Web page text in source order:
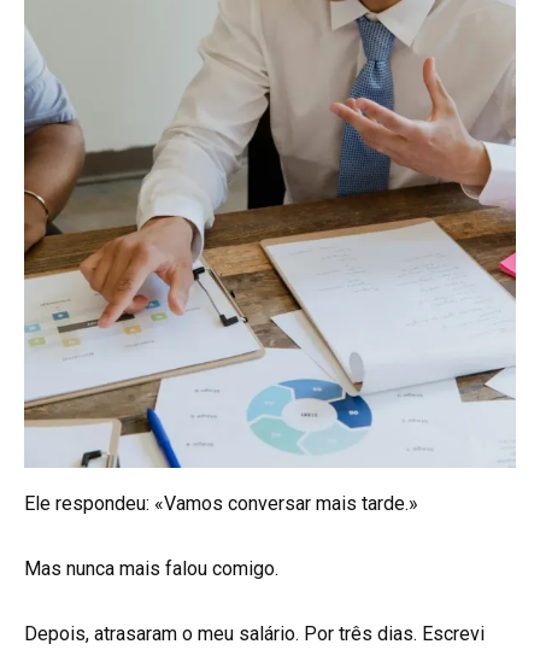
Ele respondeu: «Vamos conversar mais tarde.»
Mas nunca mais falou comigo.
Depois, atrasaram o meu salário. Por três dias. Escrevi